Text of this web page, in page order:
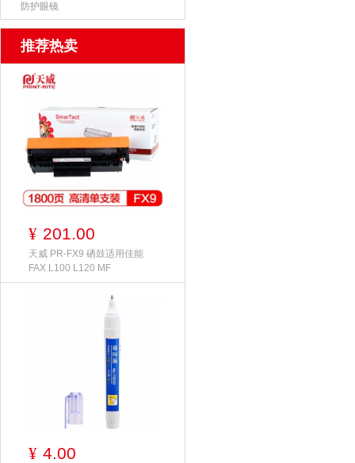
防护眼镜
推荐热卖
¥ 201.00
天威 PR-FX9 硒鼓适用佳能
FAX L100 L120 MF
¥ 4.00